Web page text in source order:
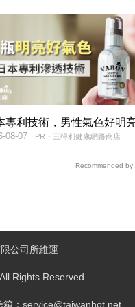
專利技術，男性氣色好明
PR・三得利健康網路商店
08-07
Recommended by
公司所維運
Rights Reserved.
：service@taiwanhot.net